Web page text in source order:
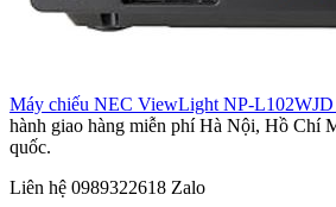
Máy chiếu NEC ViewLight NP-L102WJD
hành giao hàng miễn phí Hà Nội, Hồ Chí
quốc.
Liên hệ 0989322618 Zalo